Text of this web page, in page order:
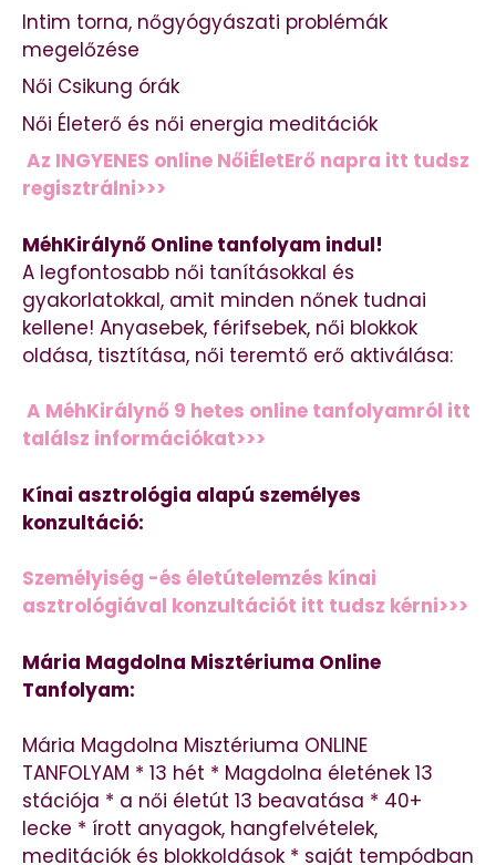
Intim torna, nőgyógyászati problémák
megelőzése
Női Csikung órák
Női Életerő és női energia meditációk
Az INGYENES online NőiÉletErő napra itt tudsz
regisztrálni>>>
MéhKirálynő Online tanfolyam indul!
A legfontosabb női tanításokkal és
gyakorlatokkal, amit minden nőnek tudnai
kellene! Anyasebek, férifsebek, női blokkok
oldása, tisztítása, női teremtő erő aktiválása:
A MéhKirálynő 9 hetes online tanfolyamról itt
találsz információkat>>>
Kínai asztrológia alapú személyes
konzultáció:
Személyiség -és életútelemzés kínai
asztrológiával konzultációt itt tudsz kérni>>>
Mária Magdolna Misztériuma Online
Tanfolyam:
Mária Magdolna Misztériuma ONLINE
TANFOLYAM * 13 hét * Magdolna életének 13
stációja * a női életút 13 beavatása * 40+
lecke * írott anyagok, hangfelvételek,
meditációk és blokkoldások * saját tempódban